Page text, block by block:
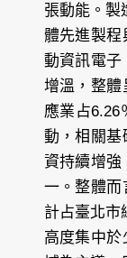
張動能。製
體先進製程
動資訊電子
增溫，整體
應業占6.26
動，相關基
資持續增強
一。整體而
計占臺北市
高度集中